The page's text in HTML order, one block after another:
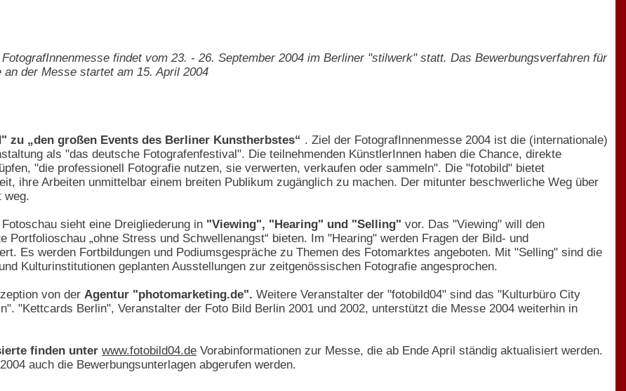
findet vom 23. - 26. September 2004 im Berliner "stilwerk" statt. Das Bewerbungsverfahren für
an der Messe startet am 15. April 2004
zu „den großen Events des Berliner Kunstherbstes“ . Ziel der FotografInnenmesse 2004 ist die (internationale)
als "das deutsche Fotografenfestival". Die teilnehmenden KünstlerInnen haben die Chance, direkte
"die professionell Fotografie nutzen, sie verwerten, verkaufen oder sammeln". Die "fotobild" bietet
ihre Arbeiten unmittelbar einem breiten Publikum zugänglich zu machen. Der mitunter beschwerliche Weg über
weg.
sieht eine Dreigliederung in "Viewing", "Hearing" und "Selling" vor. Das "Viewing" will den
Portfolioschau „ohne Stress und Schwellenangst“ bieten. Im "Hearing" werden Fragen der Bild- und
Es werden Fortbildungen und Podiumsgespräche zu Themen des Fotomarktes angeboten. Mit "Selling" sind die
Kulturinstitutionen geplanten Ausstellungen zur zeitgenössischen Fotografie angesprochen.
von der Agentur "photomarketing.de". Weitere Veranstalter der "fotobild04" sind das "Kulturbüro City
"Kettcards Berlin", Veranstalter der Foto Bild Berlin 2001 und 2002, unterstützt die Messe 2004 weiterhin in
finden unter www.fotobild04.de Vorabinformationen zur Messe, die ab Ende April ständig aktualisiert werden.
auch die Bewerbungsunterlagen abgerufen werden.